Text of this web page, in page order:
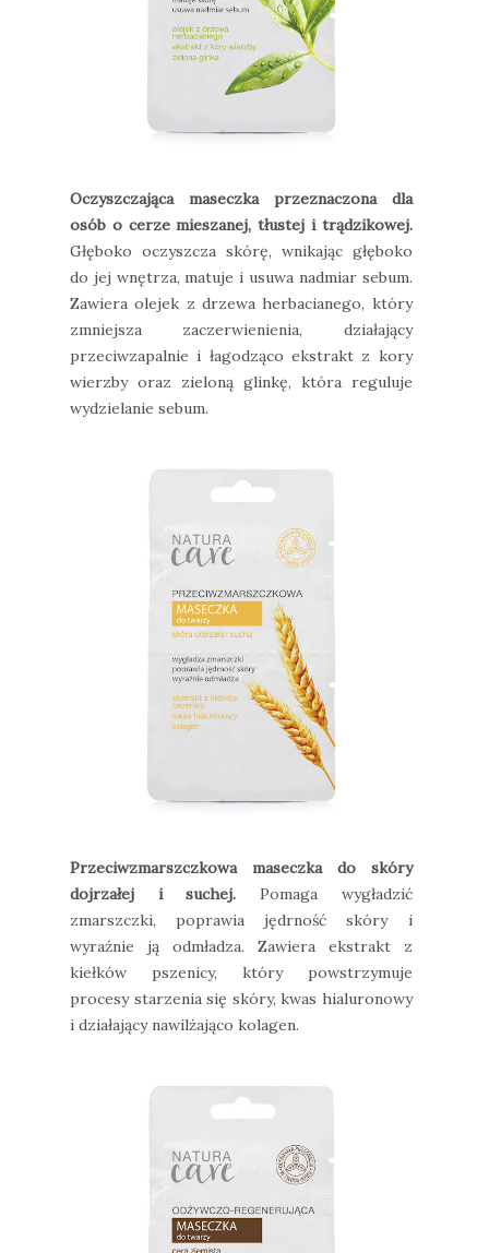
Oczyszczająca maseczka przeznaczona dla
osób o cerze mieszanej, tłustej i trądzikowej.
Głęboko oczyszcza skórę, wnikając głęboko
do jej wnętrza, matuje i usuwa nadmiar sebum.
Zawiera olejek z drzewa herbacianego, który
zmniejsza zaczerwienienia, działający
przeciwzapalnie i łagodząco ekstrakt z kory
wierzby oraz zieloną glinkę, która reguluje
wydzielanie sebum.
Przeciwzmarszczkowa maseczka do skóry
dojrzałej i suchej. Pomaga wygładzić
zmarszczki, poprawia jędrność skóry i
wyraźnie ją odmładza. Zawiera ekstrakt z
kiełków pszenicy, który powstrzymuje
procesy starzenia się skóry, kwas hialuronowy
i działający nawilżająco kolagen.